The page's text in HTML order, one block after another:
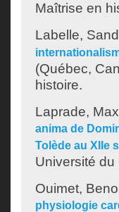
Maîtrise en
Labelle,
(Québec,
histoire.
Laprade,
anima de
Tolède au XIIe
Université
Ouimet,
physiologie